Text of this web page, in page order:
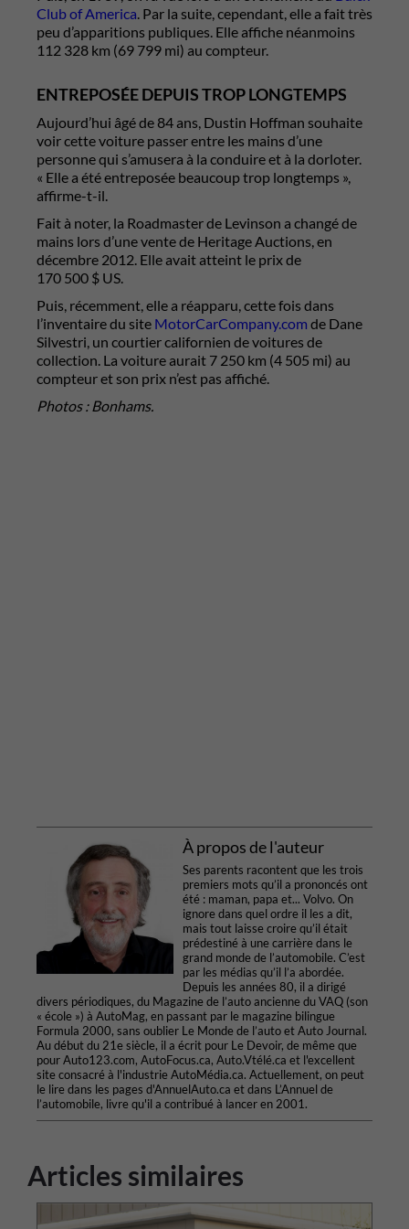
Club of America. Par la suite, cependant, elle a fait très
peu d’apparitions publiques. Elle affiche néanmoins
112 328 km (69 799 mi) au compteur.
ENTREPOSÉE DEPUIS TROP LONGTEMPS
Aujourd’hui âgé de 84 ans, Dustin Hoffman souhaite
voir cette voiture passer entre les mains d’une
personne qui s’amusera à la conduire et à la dorloter.
« Elle a été entreposée beaucoup trop longtemps »,
affirme-t-il.
Fait à noter, la Roadmaster de Levinson a changé de
mains lors d’une vente de Heritage Auctions, en
décembre 2012. Elle avait atteint le prix de
170 500 $ US.
Puis, récemment, elle a réapparu, cette fois dans
l’inventaire du site MotorCarCompany.com de Dane
Silvestri, un courtier californien de voitures de
collection. La voiture aurait 7 250 km (4 505 mi) au
compteur et son prix n’est pas affiché.
Photos : Bonhams.
À propos de l'auteur
Ses parents racontent que les trois
premiers mots qu’il a prononcés ont
été : maman, papa et... Volvo. On
ignore dans quel ordre il les a dit,
mais tout laisse croire qu’il était
prédestiné à une carrière dans le
grand monde de l’automobile. C’est
par les médias qu’il l’a abordée.
Depuis les années 80, il a dirigé
divers périodiques, du Magazine de l’auto ancienne du VAQ (son
« école ») à AutoMag, en passant par le magazine bilingue
Formula 2000, sans oublier Le Monde de l’auto et Auto Journal.
Au début du 21e siècle, il a écrit pour Le Devoir, de même que
pour Auto123.com, AutoFocus.ca, Auto.Vtélé.ca et l'excellent
site consacré à l'industrie AutoMédia.ca. Actuellement, on peut
le lire dans les pages d'AnnuelAuto.ca et dans L’Annuel de
l’automobile, livre qu'il a contribué à lancer en 2001.
Articles similaires